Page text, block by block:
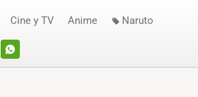
WHATSAPP
Cine y TV Anime Naruto